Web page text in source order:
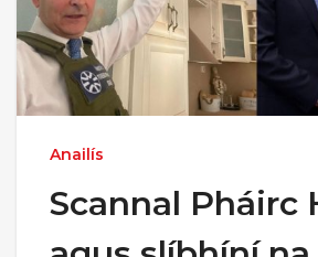
Anailís
Scannal Pháirc